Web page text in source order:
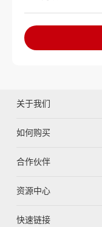
关于我们
如何购买
合作伙伴
资源中心
快速链接